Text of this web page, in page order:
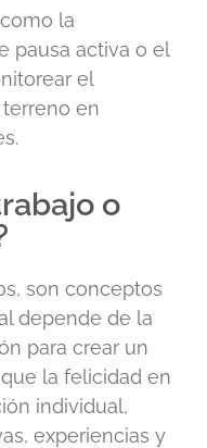
la
pausa activa o el
el
en
o
son conceptos
depende de la
para crear un
la felicidad en
individual,
experiencias y